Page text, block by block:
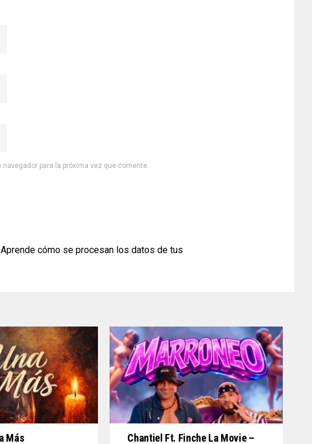
para la próxima vez que comente.
Aprende cómo se procesan los datos de tus
Más
Chantiel Ft. Finche La Movie –